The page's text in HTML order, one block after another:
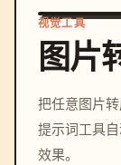
视觉工具
图片
把任意图片
提示词工具
效果。